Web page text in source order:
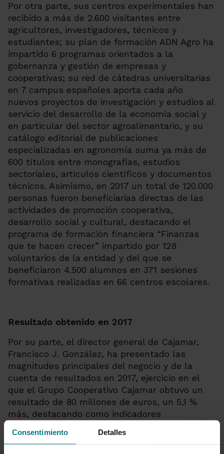
Consentimiento Detalles
Por otra parte, sus centros experimentales han
recibido a más de 2.600 visitantes entre
agricultores, investigadores, técnicos y
estudiantes; su plan de formación ADN Agro ha
impartido 6 programas orientados a la
gobernanza y gestión de empresas y
cooperativas; su red de cátedras universitarias
en 7 campus españoles aporta cada año
nuevos proyectos de investigación y estudios al
servicio del desarrollo de la economía social y
en particular del sector agroalimentario, y su
catálogo editorial de publicaciones
especializadas en agronomía suma ya más de
600 títulos entre monografías, estudios
sectoriales, artículos científicos y documentos
técnicos. Asimismo, en 2017 un total de 120.000
personas fueron beneficiarias directas de las
actividades de promoción cooperativa,
desarrollo social y cultural, destacando el
programa de formación financiera “Finanzas
que te hacen crecer” impartido por 128
voluntarios de la entidad y del que se
beneficiaron 4.500 alumnos en 371 sesiones
formativas realizadas en 66 centros escolares.
Resultado obtenido en 2017
Por su parte, el director general de Cajamar,
Francisco J. González, ha presentado las
magnitudes principales del negocio y de la
cuenta de resultados en 2017, ejercicio en el
que el Grupo Cooperativo Cajamar obtuvo un
resultado de 80 millones de euros, un 5,1 %
más, destacando como indicadores
crédito nuevo, que creció un 32 %, y la